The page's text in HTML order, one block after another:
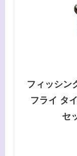
フィッシン
フライ タ
セ